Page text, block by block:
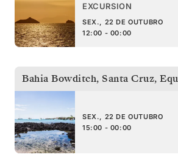
EXCURSION
SEX., 22 DE OUTUBRO
12:00 - 00:00
Bahia Bowditch, Santa Cruz,
SEX., 22 DE OUTUBRO
15:00 - 00:00